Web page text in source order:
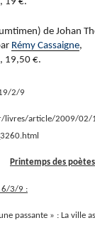
de Johan
Rémy Cassaigne,
19,50 €.
2/9
livres/article/2009/02/
Printemps des poètes
6/3/9 :
passante » : La ville